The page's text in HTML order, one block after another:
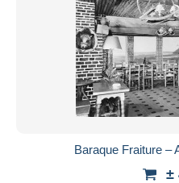
Baraque Fraiture –
±